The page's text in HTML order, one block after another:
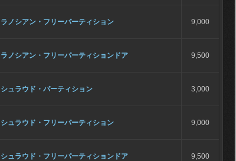
ラノシアン・フリーパーティション 9,000
ラノシアン・フリーパーティションドア 9,500
シュラウド・パーティション 3,000
シュラウド・フリーパーティション 9,000
シュラウド・フリーパーティションドア 9,500